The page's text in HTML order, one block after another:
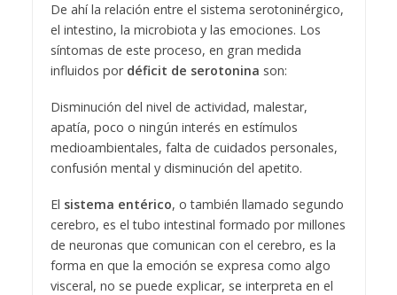
De ahí la relación entre el sistema serotoninérgico,
el intestino, la microbiota y las emociones. Los
síntomas de este proceso, en gran medida
influidos por déficit de serotonina son:
Disminución del nivel de actividad, malestar,
apatía, poco o ningún interés en estímulos
medioambientales, falta de cuidados personales,
confusión mental y disminución del apetito.
El sistema entérico, o también llamado segundo
cerebro, es el tubo intestinal formado por millones
de neuronas que comunican con el cerebro, es la
forma en que la emoción se expresa como algo
visceral, no se puede explicar, se interpreta en el